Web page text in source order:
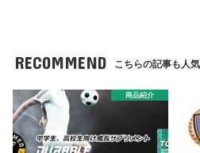
RECOMMEND こちらの記事も人気
商品紹介